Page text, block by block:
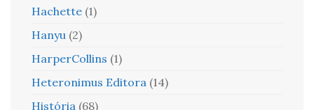
Hachette (1)
Hanyu (2)
HarperCollins (1)
Heteronimus Editora (14)
História (68)